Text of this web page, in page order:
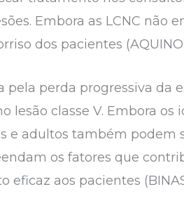
Embora as LCNC
dos pacientes (AQUINO
pela perda progressiva
lesão classe V. Embora
e adultos também podem
os fatores que
aos pacientes